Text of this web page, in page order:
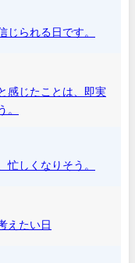
じられる日です。
感じたことは、即実
。
忙しくなりそう。
えたい日